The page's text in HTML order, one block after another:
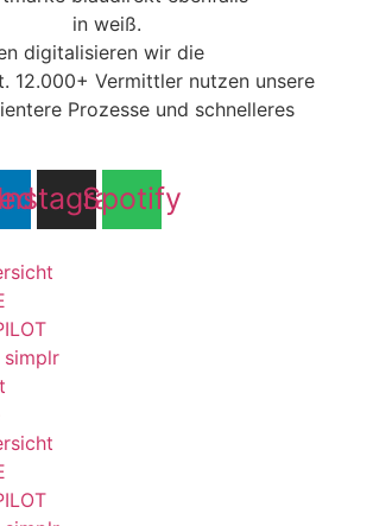
digitalisieren wir die
12.000+ Vermittler nutzen unsere
Prozesse und schnelleres
Spotify
simplr